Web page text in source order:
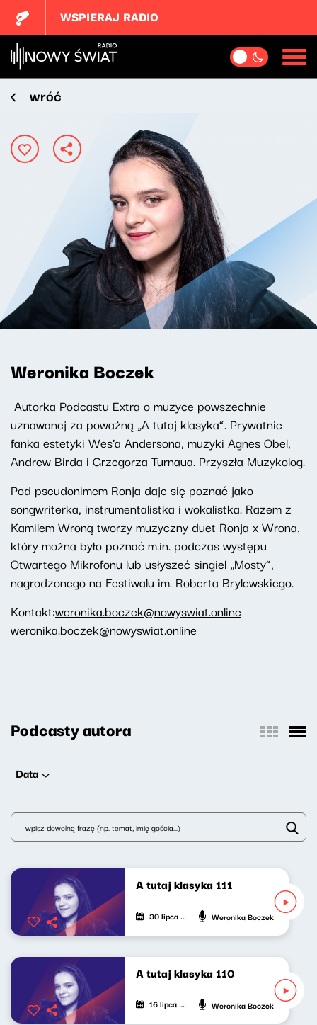
WSPIERAJ RADIO
wróć
Weronika Boczek
Autorka Podcastu Extra o muzyce powszechnie
uznawanej za poważną „A tutaj klasyka”. Prywatnie
fanka estetyki Wes'a Andersona, muzyki Agnes Obel,
Andrew Birda i Grzegorza Turnaua. Przyszła Muzykolog.
Pod pseudonimem Ronja daje się poznać jako
songwriterka, instrumentalistka i wokalistka. Razem z
Kamilem Wroną tworzy muzyczny duet Ronja x Wrona,
który można było poznać m.in. podczas występu
Otwartego Mikrofonu lub usłyszeć singiel „Mosty”,
nagrodzonego na Festiwalu im. Roberta Brylewskiego.
Kontakt:weronika.boczek@nowyswiat.online
weronika.boczek@nowyswiat.online
Podcasty autora
Data
A tutaj klasyka 111
30 lipca 2026 Weronika Boczek
A tutaj klasyka 110
16 lipca 2026 Weronika Boczek